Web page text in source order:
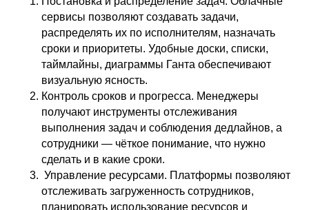
сервисы позволяют создавать задачи,
распределять их по исполнителям, назначать
сроки и приоритеты. Удобные доски, списки,
таймлайны, диаграммы Ганта обеспечивают
визуальную ясность.
Контроль сроков и прогресса. Менеджеры
получают инструменты отслеживания
выполнения задач и соблюдения дедлайнов, а
сотрудники — чёткое понимание, что нужно
сделать и в какие сроки.
Управление ресурсами. Платформы позволяют
отслеживать загруженность сотрудников,
планировать использование ресурсов и